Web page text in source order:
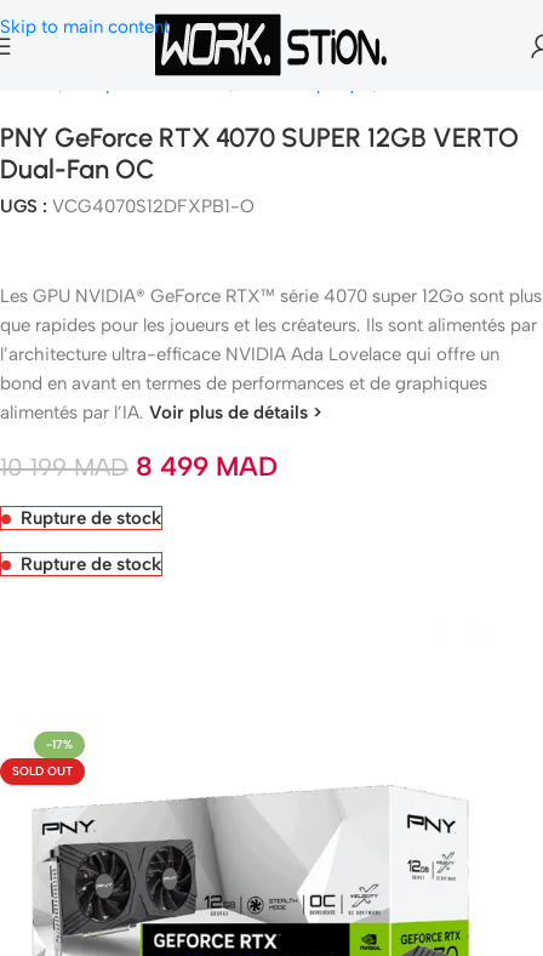
Skip to main content
Composants Gamer Carte Graphique
PNY GeForce RTX 4070 SUPER 12GB VERTO
Dual-Fan OC
UGS : VCG4070S12DFXPB1-O
Les GPU NVIDIA® GeForce RTX™ série 4070 super 12Go sont plus
que rapides pour les joueurs et les créateurs. Ils sont alimentés par
l’architecture ultra-efficace NVIDIA Ada Lovelace qui offre un
bond en avant en termes de performances et de graphiques
alimentés par l’IA. Voir plus de détails >
10 199MAD 8 499 MAD
Rupture de stock
Rupture de stock
-17%
SOLD OUT